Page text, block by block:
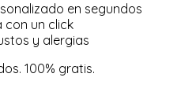
en segundos
con un click
y alergias
100% gratis.